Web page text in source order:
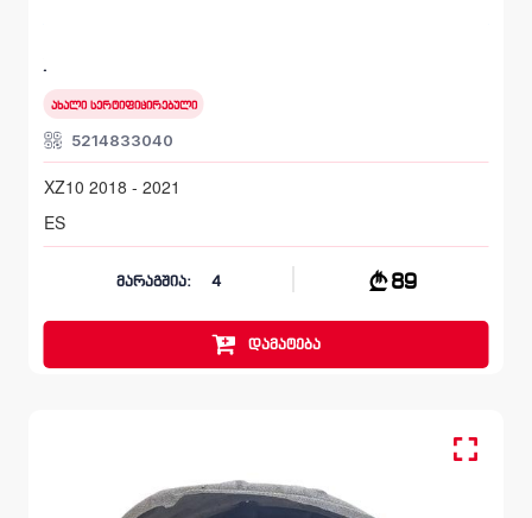
XZ10 2018 - 2021
ახალი სერტიფიცირებული
5214833040
XZ10 2018 - 2021
ES
მარაგშია: 4 89
დამატება